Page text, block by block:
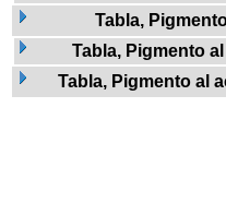
Tabla,
Tabla, Pigmento
Tabla, Pigmento al